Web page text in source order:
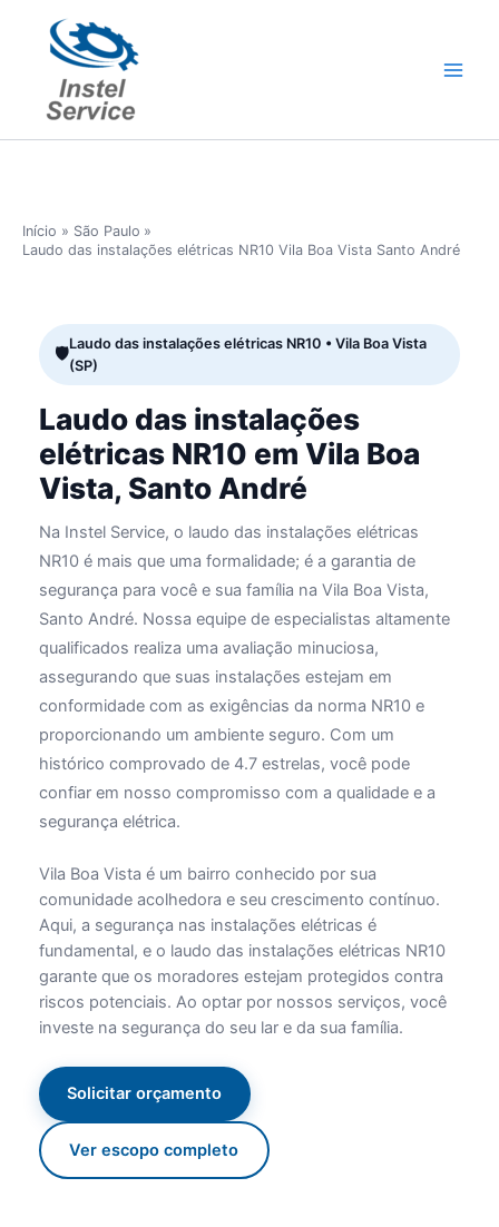
conteúdo
Início
São Paulo
Laudo das instalações elétricas NR10 Vila Boa Vista Santo André
Laudo das instalações elétricas NR10 • Vila Boa Vista
(SP)
Laudo das instalações
elétricas NR10 em Vila Boa
Vista, Santo André
Na Instel Service, o laudo das instalações elétricas
NR10 é mais que uma formalidade; é a garantia de
segurança para você e sua família na Vila Boa Vista,
Santo André. Nossa equipe de especialistas altamente
qualificados realiza uma avaliação minuciosa,
assegurando que suas instalações estejam em
conformidade com as exigências da norma NR10 e
proporcionando um ambiente seguro. Com um
histórico comprovado de 4.7 estrelas, você pode
confiar em nosso compromisso com a qualidade e a
segurança elétrica.
Vila Boa Vista é um bairro conhecido por sua
comunidade acolhedora e seu crescimento contínuo.
Aqui, a segurança nas instalações elétricas é
fundamental, e o laudo das instalações elétricas NR10
garante que os moradores estejam protegidos contra
riscos potenciais. Ao optar por nossos serviços, você
investe na segurança do seu lar e da sua família.
Solicitar orçamento
Ver escopo completo